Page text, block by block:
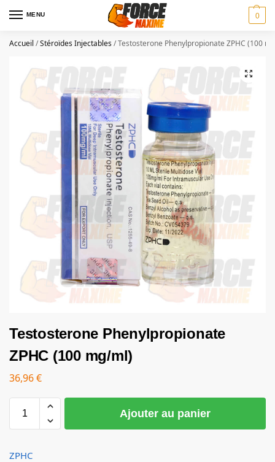
MENU 0
Accueil /Stéroïdes Injectables/Testosterone Phenylpropionate ZPHC (100
Testosterone Phenylpropionate
ZPHC (100 mg/ml)
36,96€
Ajouter au panier
ZPHC